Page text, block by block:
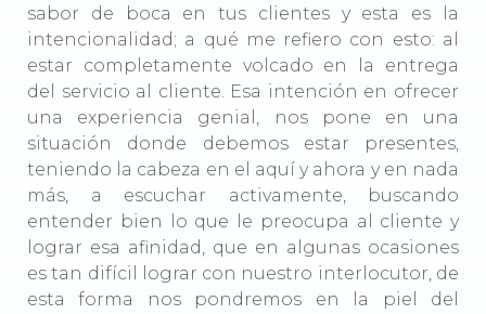
sabor de boca en tus clientes y esta es la
intencionalidad; a qué me refiero con esto: al
estar completamente volcado en la entrega
del servicio al cliente. Esa intención en ofrecer
una experiencia genial, nos pone en una
situación donde debemos estar presentes,
teniendo la cabeza en el aquí y ahora y en nada
más, a escuchar activamente, buscando
entender bien lo que le preocupa al cliente y
lograr esa afinidad, que en algunas ocasiones
es tan difícil lograr con nuestro interlocutor, de
esta forma nos pondremos en la piel del